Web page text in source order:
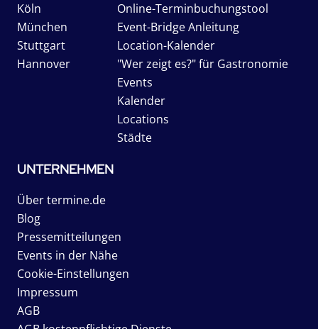
Köln
München
Stuttgart
Hannover
Online-Terminbuchungstool
Event-Bridge Anleitung
Location-Kalender
"Wer zeigt es?" für Gastronomie
Events
Kalender
Locations
Städte
UNTERNEHMEN
Über termine.de
Blog
Pressemitteilungen
Events in der Nähe
Cookie-Einstellungen
Impressum
AGB